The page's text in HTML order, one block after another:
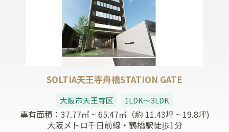
SOLTIA天王寺舟橋STATION GATE
大阪市天王寺区 1LDK～3LDK
專有面積： 37.77㎡ ~ 65.47㎡（約 11.43坪 ~ 19.8坪)
大阪メトロ千日前線・鶴橋駅徒歩1分